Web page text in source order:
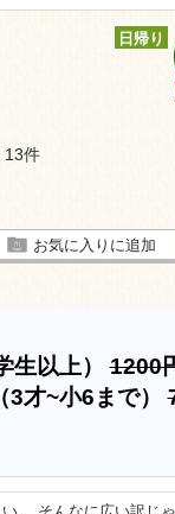
日帰り
13件
お気に入りに追加
生以上）1200
3才~小6まで）